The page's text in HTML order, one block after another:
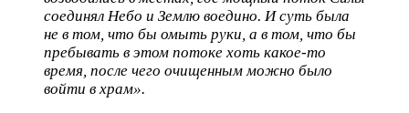
соединял Небо и Землю воедино. И суть была
не в том, что бы омыть руки, а в том, что бы
пребывать в этом потоке хоть какое-то
время, после чего очищенным можно было
войти в храм».